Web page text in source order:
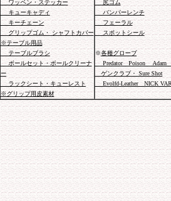
ワッペン・ステッカー
キューキャディ
キーチェーン
グリップゴム・ シャフトカバー
※テーブル用品
テーブルブラシ
ボールセット・ボールクリーナ
ー
ラックシート・キューレスト
※グリップ用皮素材
尻ゴム
バンパーレンチ
フェーラル
スポットシール
※各種グローブ
Predator Poison Adam
ゲンクラブ・ Sure Shot
Evolfd-Leather NICK